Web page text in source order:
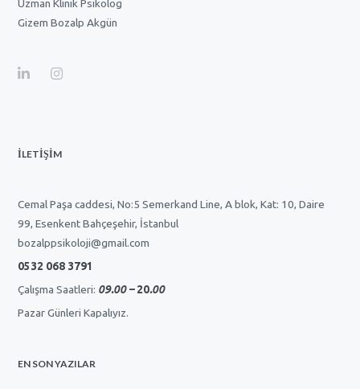
Uzman Klinik Psikolog
Gizem Bozalp Akgün
İLETİŞİM
Cemal Paşa caddesi, No:5 Semerkand Line, A blok, Kat: 10, Daire
99, Esenkent Bahçeşehir, İstanbul
bozalppsikoloji@gmail.com
0532 068 3791
Çalışma Saatleri: 09.00 –20.00
Pazar Günleri Kapalıyız.
EN SON YAZILAR